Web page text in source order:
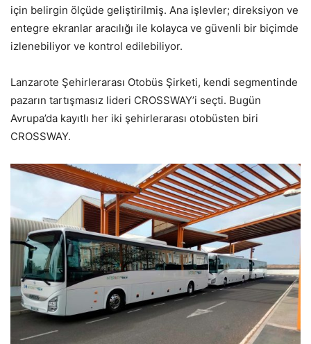
için belirgin ölçüde geliştirilmiş. Ana işlevler; direksiyon ve
entegre ekranlar aracılığı ile kolayca ve güvenli bir biçimde
izlenebiliyor ve kontrol edilebiliyor.
Lanzarote Şehirlerarası Otobüs Şirketi, kendi segmentinde
pazarın tartışmasız lideri CROSSWAY’i seçti. Bugün
Avrupa’da kayıtlı her iki şehirlerarası otobüsten biri
CROSSWAY.